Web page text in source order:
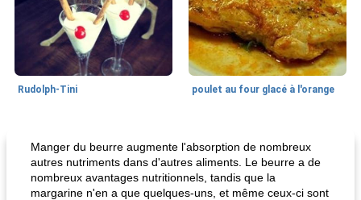
Rudolph-Tini poulet au four glacé à l'orange
Manger du beurre augmente l'absorption de nombreux
autres nutriments dans d'autres aliments. Le beurre a de
nombreux avantages nutritionnels, tandis que la
margarine n'en a que quelques-uns, et même ceux-ci sont